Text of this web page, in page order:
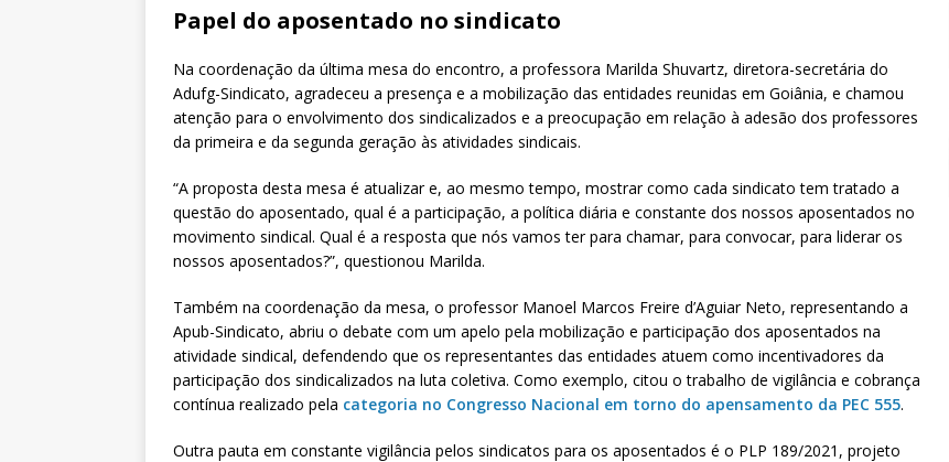
Papel do aposentado no sindicato
Na coordenação da última mesa do encontro, a professora Marilda Shuvartz, diretora-secretária do
Adufg-Sindicato, agradeceu a presença e a mobilização das entidades reunidas em Goiânia, e chamou
atenção para o envolvimento dos sindicalizados e a preocupação em relação à adesão dos professores
da primeira e da segunda geração às atividades sindicais.
“A proposta desta mesa é atualizar e, ao mesmo tempo, mostrar como cada sindicato tem tratado a
questão do aposentado, qual é a participação, a política diária e constante dos nossos aposentados no
movimento sindical. Qual é a resposta que nós vamos ter para chamar, para convocar, para liderar os
nossos aposentados?”, questionou Marilda.
Também na coordenação da mesa, o professor Manoel Marcos Freire d’Aguiar Neto, representando a
Apub-Sindicato, abriu o debate com um apelo pela mobilização e participação dos aposentados na
atividade sindical, defendendo que os representantes das entidades atuem como incentivadores da
participação dos sindicalizados na luta coletiva. Como exemplo, citou o trabalho de vigilância e cobrança
contínua realizado pela categoria no Congresso Nacional em torno do apensamento da PEC 555.
Outra pauta em constante vigilância pelos sindicatos para os aposentados é o PLP 189/2021, projeto